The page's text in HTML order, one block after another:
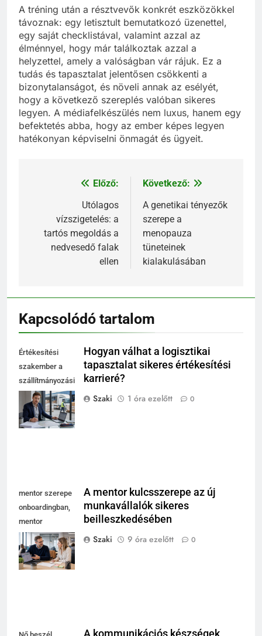
A tréning után a résztvevők konkrét eszközökkel
távoznak: egy letisztult bemutatkozó üzenettel,
egy saját checklistával, valamint azzal az
élménnyel, hogy már találkoztak azzal a
helyzettel, amely a valóságban vár rájuk. Ez a
tudás és tapasztalat jelentősen csökkenti a
bizonytalanságot, és növeli annak az esélyét,
hogy a következő szereplés valóban sikeres
legyen. A médiafelkészülés nem luxus, hanem egy
befektetés abba, hogy az ember képes legyen
hatékonyan képviselni önmagát és ügyeit.
Bejegyzés
navigáció
Előző:
Utólagos
vízszigetelés: a
tartós megoldás a
nedvesedő falak
ellen
Következő:
A genetikai tényezők
szerepe a
menopauza
tüneteinek
kialakulásában
Kapcsolódó tartalom
Értékesítési
szakember a
szállítmányozási
és fuvarozási
szakma modern
irodájában
Hogyan válhat a logisztikai
tapasztalat sikeres értékesítési
karrieré?
Szaki
1 óra ezelőtt 0
mentor szerepe
onboardingban,
mentor
magyaráz
laptopnál, új
kolléga jegyzetel
A mentor kulcsszerepe az új
munkavállalók sikeres
beilleszkedésében
Szaki
9 óra ezelőtt 0